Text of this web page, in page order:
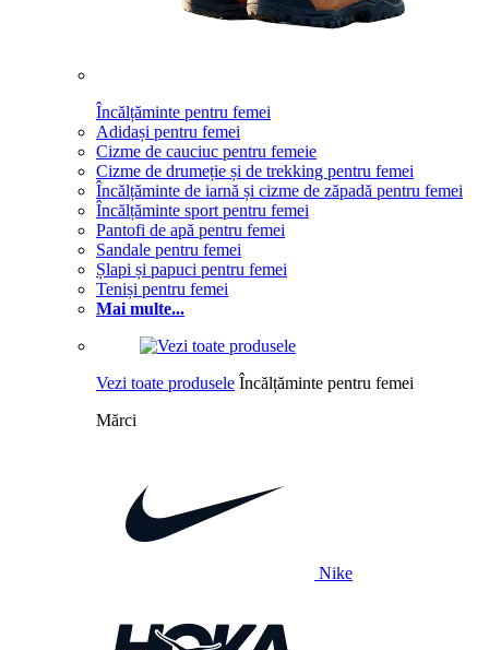
Încălțăminte pentru femei
Adidași pentru femei
Cizme de cauciuc pentru femeie
Cizme de drumeție și de trekking pentru femei
Încălțăminte de iarnă și cizme de zăpadă pentru femei
Încălțăminte sport pentru femei
Pantofi de apă pentru femei
Sandale pentru femei
Șlapi și papuci pentru femei
Teniși pentru femei
Mai multe...
Vezi toate produsele Încălțăminte pentru femei
Mărci
Nike